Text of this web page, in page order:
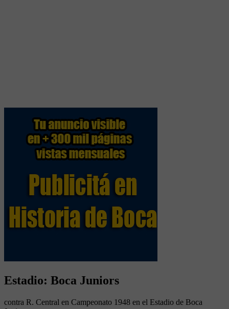
Estadio: Boca Juniors
contra R. Central en Campeonato 1948 en el Estadio de Boca